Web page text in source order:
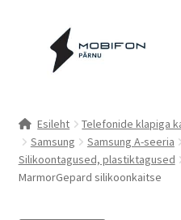
navigeerimisele
Kassa
Kontakt
Esileht
Telefonide klapiga
Samsung
Samsung A-seeria
Silikoontagused, plastiktagused
MarmorGepard silikoonkaitse